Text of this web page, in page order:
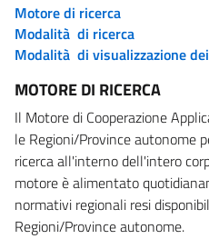
Motore di ricerca
Modalità di ricerca
Modalità di visualizzazione
MOTORE DI RICERCA
Il Motore di Cooperazione
le Regioni/Province autonome
ricerca all'interno dell'intero
motore è alimentato
normativi regionali resi
Regioni/Province autonome.